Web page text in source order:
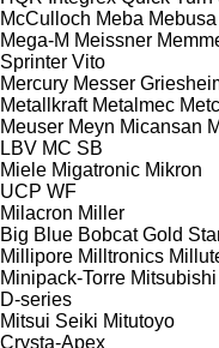
McCulloch Meba Mebusa
Mega-M Meissner
Sprinter Vito
Mercury Messer
Metallkraft Metalmec
Meuser Meyn Micansan
LBV MC SB
Miele Migatronic Mikron
UCP WF
Milacron Miller
Big Blue Bobcat Gold
Millipore Milltronics
Minipack-Torre
D-series
Mitsui Seiki Mitutoyo
Crysta-Apex